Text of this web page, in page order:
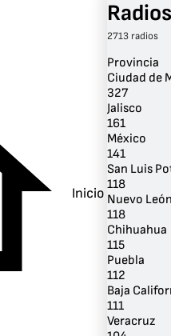
Inicio
2713 radios
Provincia
Ciudad de
327
Jalisco
161
México
141
San Luis
118
Nuevo
118
Chihuahua
115
Puebla
112
Baja
111
Veracruz